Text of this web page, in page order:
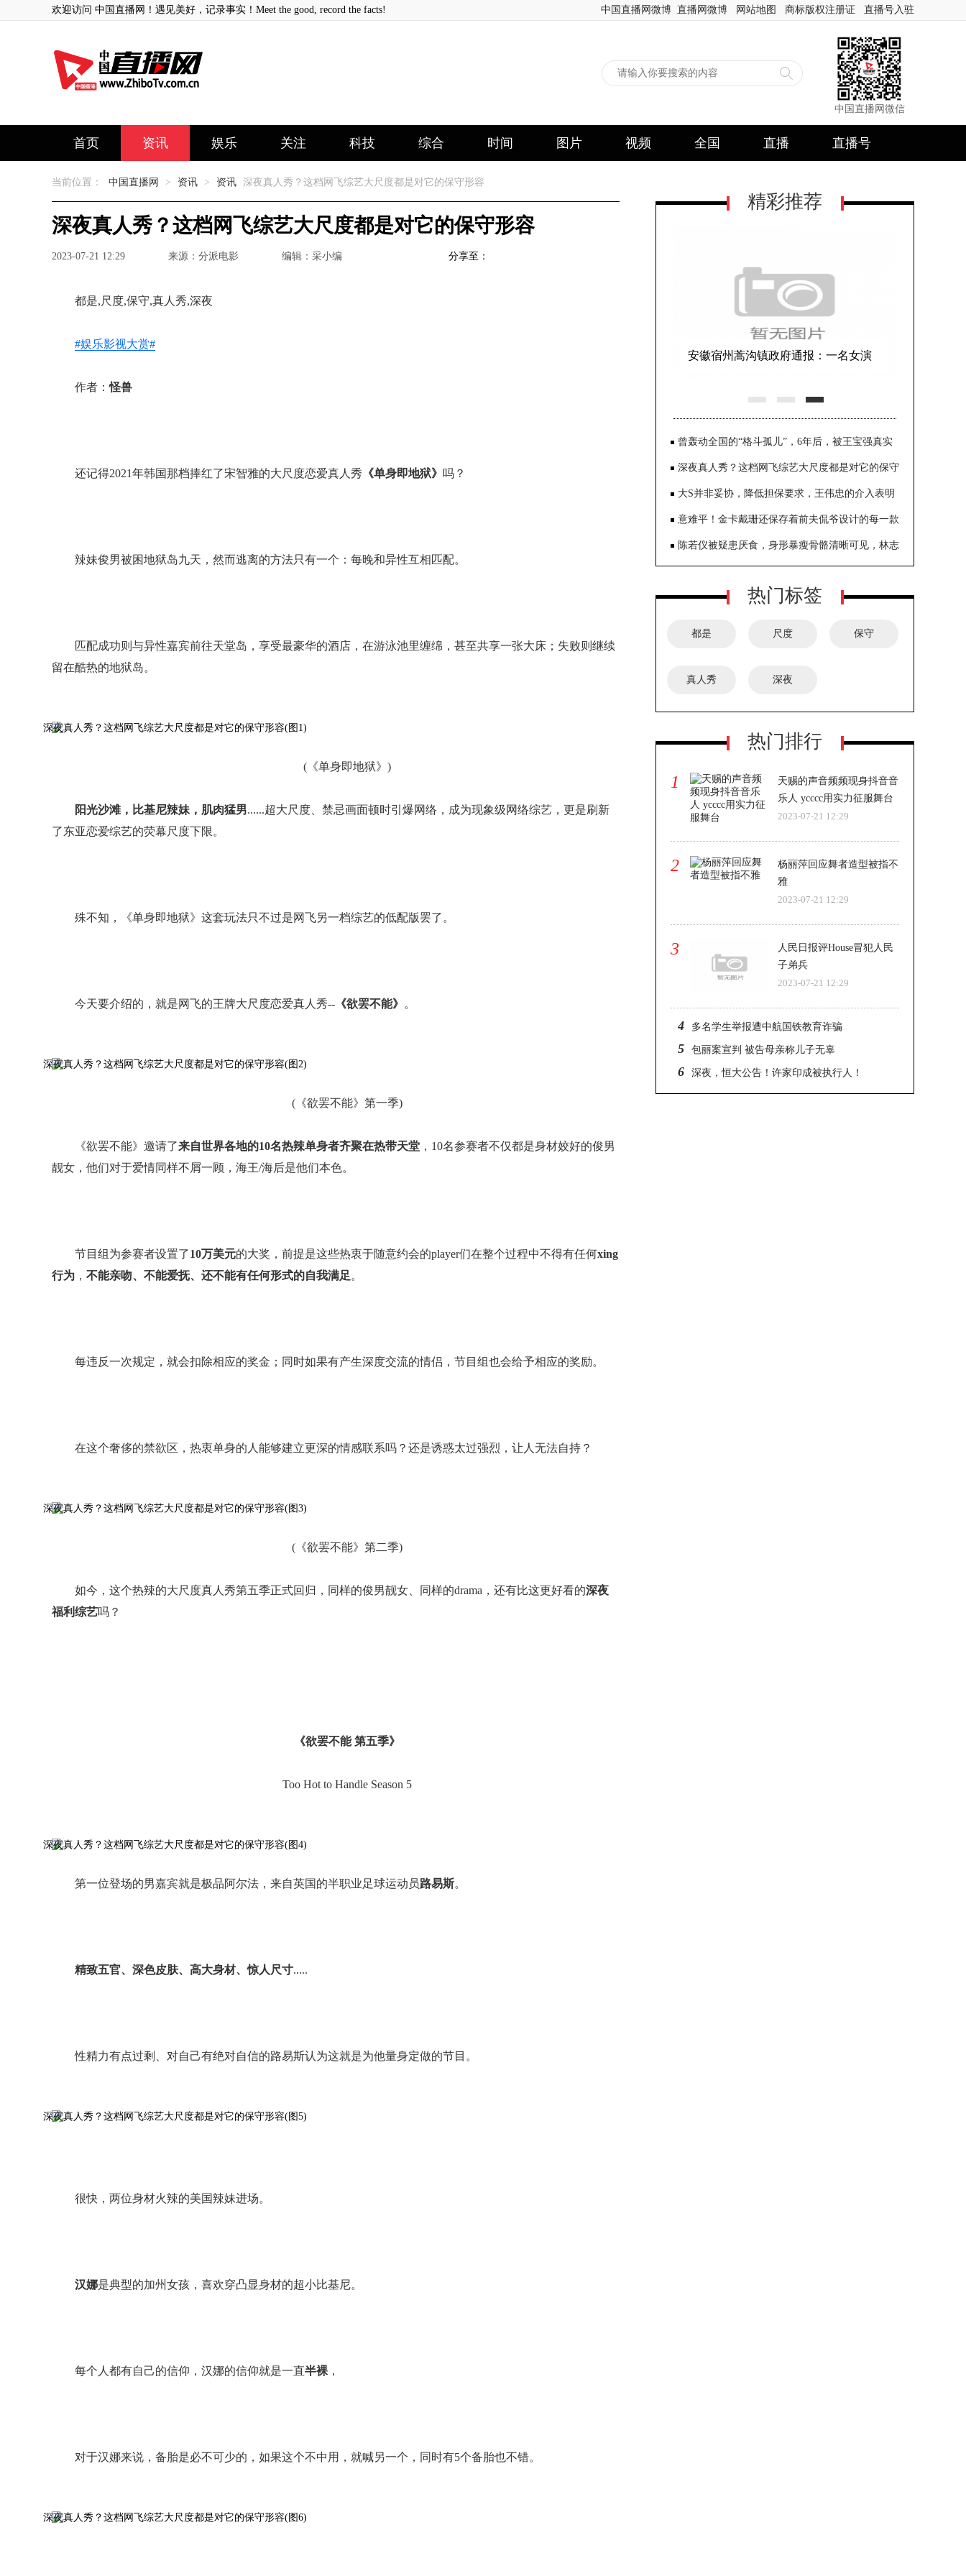
欢迎访问 中国直播网！遇见美好，记录事实！Meet the good, record the facts! 中国直播网微博 直播网微博 网站地图 商标版权注册证 直播号入驻
中国直播网微信
首页 资讯 娱乐 关注 科技 综合 时间 图片 视频 全国 直播 直播号
当前位置： 中国直播网 > 资讯 > 资讯 深夜真人秀？这档网飞综艺大尺度都是对它的保守形容
深夜真人秀？这档网飞综艺大尺度都是对它的保守形容
2023-07-21 12:29 来源：分派电影 编辑：采小编 分享至：
都是,尺度,保守,真人秀,深夜
#娱乐影视大赏#
作者：怪兽
还记得2021年韩国那档捧红了宋智雅的大尺度恋爱真人秀 《单身即地狱》 吗？
辣妹俊男被困地狱岛九天，然而逃离的方法只有一个：每晚和异性互相匹配。
匹配成功则与异性嘉宾前往天堂岛，享受最豪华的酒店，在游泳池里缠绵，甚至共享一张大床；失败则继续
留在酷热的地狱岛。
(《单身即地狱》)
阳光沙滩，比基尼辣妹，肌肉猛男......超大尺度、禁忌画面顿时引爆网络，成为现象级网络综艺，更是刷新
了东亚恋爱综艺的荧幕尺度下限。
殊不知，《单身即地狱》这套玩法只不过是网飞另一档综艺的低配版罢了。
今天要介绍的，就是网飞的王牌大尺度恋爱真人秀-- 《欲罢不能》 。
(《欲罢不能》第一季)
《欲罢不能》邀请了来自世界各地的10名热辣单身者齐聚在热带天堂 ，10名参赛者不仅都是身材姣好的俊男
靓女，他们对于爱情同样不屑一顾，海王/海后是他们本色。
节目组为参赛者设置了10万美元的大奖，前提是这些热衷于随意约会的player们在整个过程中不得有任何xing
行为 ， 不能亲吻、不能爱抚、还不能有任何形式的自我满足 。
每违反一次规定，就会扣除相应的奖金；同时如果有产生深度交流的情侣，节目组也会给予相应的奖励。
在这个奢侈的禁欲区，热衷单身的人能够建立更深的情感联系吗？还是诱惑太过强烈，让人无法自持？
(《欲罢不能》第二季)
如今，这个热辣的大尺度真人秀第五季正式回归，同样的俊男靓女、同样的drama，还有比这更好看的深夜
福利综艺吗？
《欲罢不能 第五季》
Too Hot to Handle Season 5
第一位登场的男嘉宾就是极品阿尔法，来自英国的半职业足球运动员路易斯。
精致五官、深色皮肤、高大身材、惊人尺寸.....
性精力有点过剩、对自己有绝对自信的路易斯认为这就是为他量身定做的节目。
很快，两位身材火辣的美国辣妹进场。
汉娜是典型的加州女孩，喜欢穿凸显身材的超小比基尼。
每个人都有自己的信仰，汉娜的信仰就是一直半裸 ，
对于汉娜来说，备胎是必不可少的，如果这个不中用，就喊另一个，同时有5个备胎也不错。
精彩推荐
安徽宿州蒿沟镇政府通报：一名女演
曾轰动全国的“格斗孤儿”，6年后，被王宝强真实
还原拍成电影
深夜真人秀？这档网飞综艺大尺度都是对它的保守
形容
大S并非妥协，降低担保要求，王伟忠的介入表明
大S揣着明白装糊涂
意难平！金卡戴珊还保存着前夫侃爷设计的每一款
Yeezy服饰系列！
陈若仪被疑患厌食，身形暴瘦骨骼清晰可见，林志
热门标签
都是 尺度 保守
真人秀 深夜
热门排行
1
天赐的声音频频现身抖音音
乐人 ycccc用实力征服舞台
2023-07-21 12:29
2
杨丽萍回应舞者造型被指不
雅
2023-07-21 12:29
3
人民日报评House冒犯人民
子弟兵
2023-07-21 12:29
4 多名学生举报遭中航国铁教育诈骗
5 包丽案宣判 被告母亲称儿子无辜
6 深夜，恒大公告！许家印成被执行人！